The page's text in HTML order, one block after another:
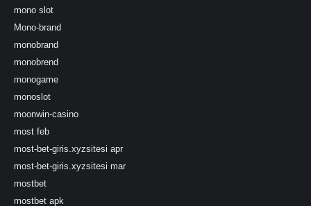
mono slot
Mono-brand
monobrand
monobrend
monogame
monoslot
moonwin-casino
most feb
most-bet-giris.xyzsitesi apr
most-bet-giris.xyzsitesi mar
mostbet
mostbet apk